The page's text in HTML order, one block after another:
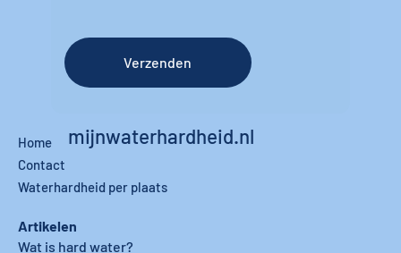
Verzenden
mijnwaterhardheid.nl
Home
Contact
Waterhardheid per plaats
Artikelen
Wat is hard water?